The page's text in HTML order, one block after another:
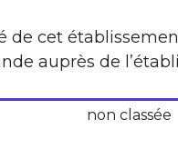
de cet
auprès de
non classée